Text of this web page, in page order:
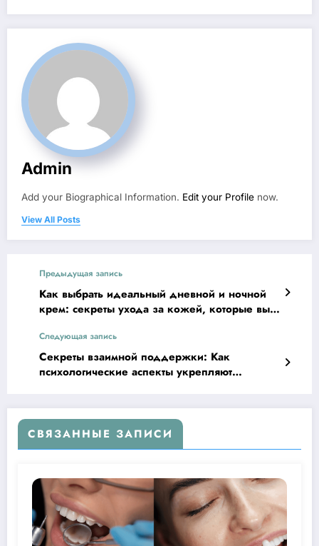
Admin
Add your Biographical Information. Edit your Profile now.
View All Posts
Предыдущая запись
Как выбрать идеальный дневной и ночной
крем: секреты ухода за кожей, которые вы
Следующая запись
Секреты взаимной поддержки: Как
психологические аспекты укрепляют
СВЯЗАННЫЕ ЗАПИСИ